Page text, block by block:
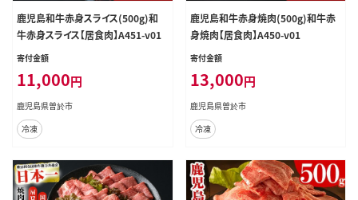
鹿児島和牛赤身スライス(500g)和
牛赤身スライス【居食肉】A451-v01
寄付金額
11,000円
鹿児島県曽於市
冷凍
鹿児島和牛赤身焼肉(500g)和牛赤
身焼肉【居食肉】A450-v01
寄付金額
13,000円
鹿児島県曽於市
冷凍